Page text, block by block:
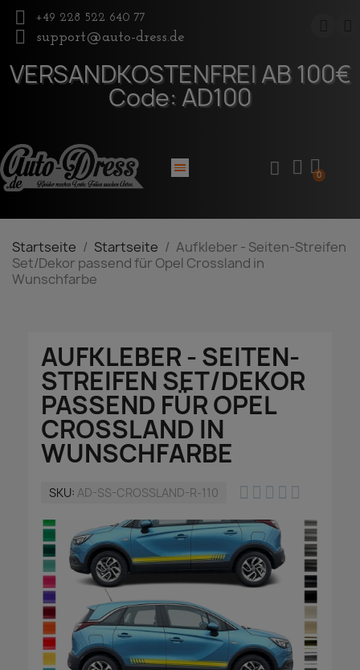
+49 228 522 640 77
support@auto-dress.de
VERSANDKOSTENFREI AB 100€
Code: AD100
Startseite Startseite
Aufkleber - Seiten-Streifen
Set/Dekor passend für Opel Crossland in
Wunschfarbe
AUFKLEBER - SEITEN-
STREIFEN SET/DEKOR
PASSEND FÜR OPEL
CROSSLAND IN
WUNSCHFARBE
SKU AD-SS-CROSSLAND-R-110     